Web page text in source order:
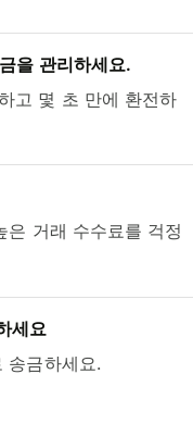
을 관리하세요.
고 몇 초 만에 환전하
거래 수수료를 걱정
세요
송금하세요.